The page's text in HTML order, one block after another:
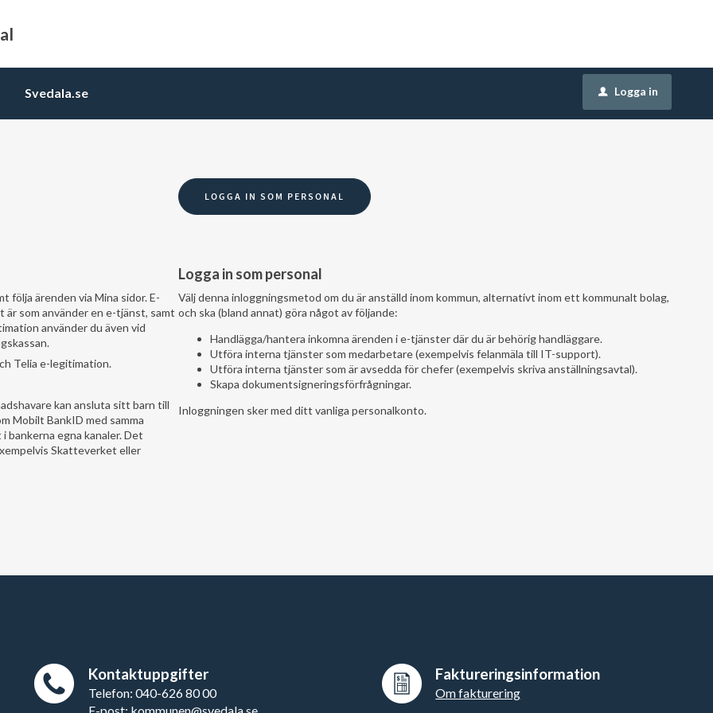
Svedala.se u Logga in
följa ärenden via Mina sidor. E-
är som använder en e-tjänst, samt
använder du även vid
Telia e-legitimation.
kan ansluta sitt barn till
Mobilt BankID med samma
bankerna egna kanaler. Det
Skatteverket eller
Logga in som personal
Välj denna inloggningsmetod om du är anställd inom kommun, alternativt inom ett kommunalt bolag,
och ska (bland annat) göra något av följande:
Handlägga/hantera inkomna ärenden i e-tjänster där du är behörig handläggare.
Utföra interna tjänster som medarbetare (exempelvis felanmäla till IT-support).
Utföra interna tjänster som är avsedda för chefer (exempelvis skriva anställningsavtal).
Skapa dokumentsigneringsförfrågningar.
Inloggningen sker med ditt vanliga personalkonto.
Kontaktuppgifter
Telefon: 040-626 80 00
Faktureringsinformation
Om fakturering